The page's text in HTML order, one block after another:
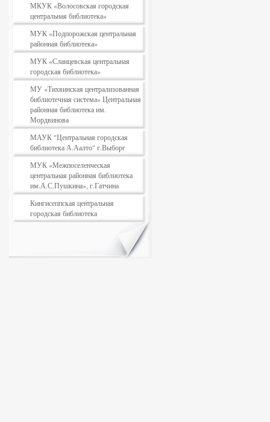
МКУК «Волосовская городская
центральная библиотека»
МУК «Подпорожская центральная
районная библиотека»
МУК «Сланцевская центральная
городская библиотека»
МУ «Тихвинская централизованная
библиотечная система» Центральная
районная библиотека им.
Мордвинова
МАУК "Центральная городская
библиотека А.Аалто" г.Выборг
МУК «Межпоселенческая
центральная районная библиотека
им.А.С.Пушкина», г.Гатчина
Кингисеппская центральная
городская библиотека